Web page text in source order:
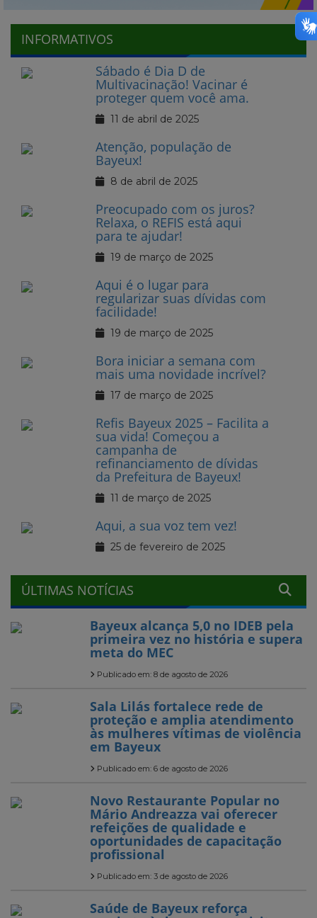
INFORMATIVOS
Sábado é Dia D de
Multivacinação! Vacinar é
proteger quem você ama.
11 de abril de 2025
Atenção, população de
Bayeux!
8 de abril de 2025
Preocupado com os juros?
Relaxa, o REFIS está aqui
para te ajudar!
19 de março de 2025
Aqui é o lugar para
regularizar suas dívidas com
facilidade!
19 de março de 2025
Bora iniciar a semana com
mais uma novidade incrível?
17 de março de 2025
Refis Bayeux 2025 – Facilita a
sua vida! Começou a
campanha de
refinanciamento de dívidas
da Prefeitura de Bayeux!
11 de março de 2025
Aqui, a sua voz tem vez!
25 de fevereiro de 2025
ÚLTIMAS NOTÍCIAS
Bayeux alcança 5,0 no IDEB pela
primeira vez no história e supera
meta do MEC
Publicado em: 8 de agosto de 2026
Sala Lilás fortalece rede de
proteção e amplia atendimento
às mulheres vítimas de violência
em Bayeux
Publicado em: 6 de agosto de 2026
Novo Restaurante Popular no
Mário Andreazza vai oferecer
refeições de qualidade e
oportunidades de capacitação
profissional
Publicado em: 3 de agosto de 2026
Saúde de Bayeux reforça